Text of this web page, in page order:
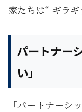
家たちは“ ギラギ
パートナー
い」
「パートナーシ